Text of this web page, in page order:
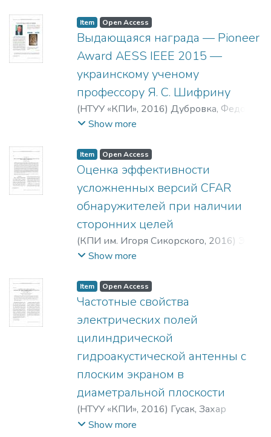
Nagar, M. R.
Item Open Access
Выдающаяся награда — Pioneer
Award AESS IEEE 2015 —
украинскому ученому
профессору Я. С. Шифрину
(НТУУ «КПИ», 2016) Дубровка, Федор
Федорович
Show more
Item Open Access
Оценка эффективности
усложненных версий СFAR
обнаружителей при наличии
сторонних целей
(КПИ им. Игоря Сикорского, 2016)
Машад, Мохамед Б.
Show more
Item Open Access
Частотные свойства
электрических полей
цилиндрической
гидроакустической антенны с
плоским экраном в
диаметральной плоскости
(НТУУ «КПИ», 2016) Гусак, Захар
Тарасович;Лейко, Александр
Show more